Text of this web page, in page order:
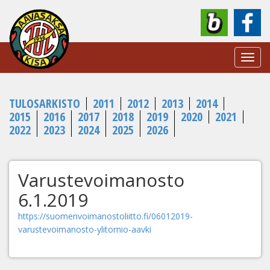
TULOSARKISTO
2011 2012 2013
2014
2015
2016 2017 2018 2019 2020
2021
2022
2023 2024 2025 2026
Varustevoimanosto
6.1.2019
https://suomenvoimanostoliitto.fi/06012019-
varustevoimanosto-ylitornio-aavki